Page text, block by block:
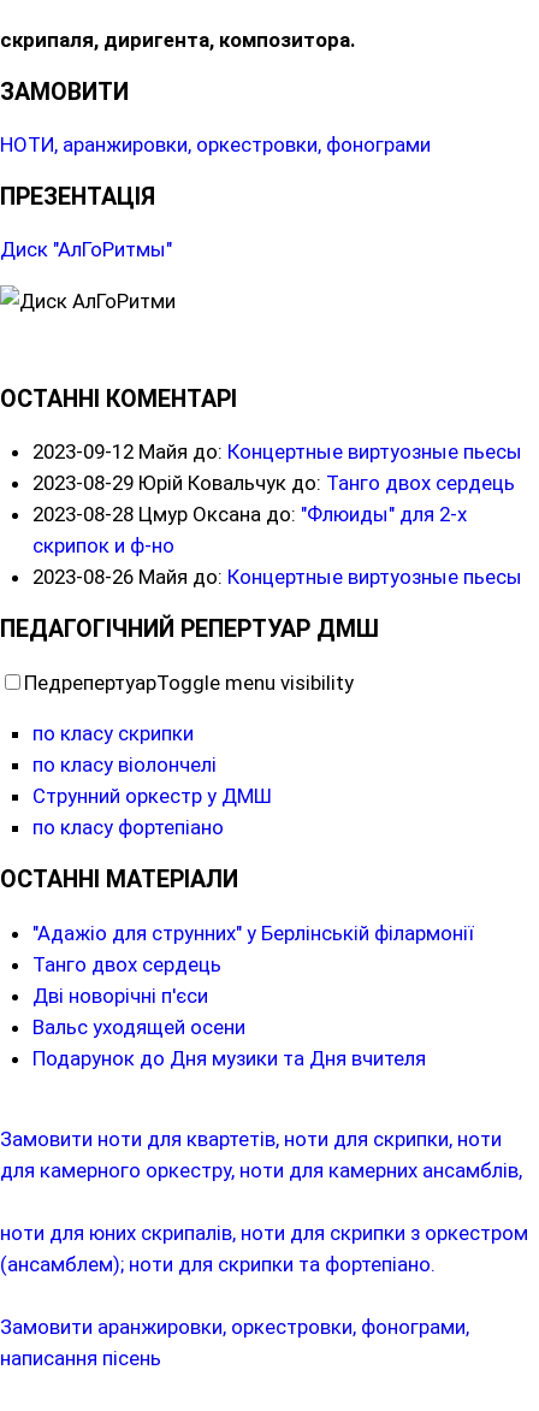
скрипаля, диригента, композитора.
ЗАМОВИТИ
НОТИ, аранжировки, оркестровки, фонограми
ПРЕЗЕНТАЦІЯ
Диск "АлГоРитмы"
ОСТАННІ КОМЕНТАРІ
2023-09-12 Майя до: Концертные виртуозные пьесы
2023-08-29 Юрій Ковальчук до: Танго двох сердець
2023-08-28 Цмур Оксана до: "Флюиды" для 2-х
скрипок и ф-но
2023-08-26 Майя до: Концертные виртуозные пьесы
ПЕДАГОГІЧНИЙ РЕПЕРТУАР ДМШ
ПедрепертуарToggle menu visibility
по класу скрипки
по класу віолончелі
Струнний оркестр у ДМШ
по класу фортепіано
ОСТАННІ МАТЕРІАЛИ
"Адажіо для струнних" у Берлінській філармонії
Танго двох сердець
Дві новорічні п'єси
Вальс уходящей осени
Подарунок до Дня музики та Дня вчителя
Замовити ноти для квартетів, ноти для скрипки, ноти
для камерного оркестру, ноти для камерних ансамблів,
ноти для юних скрипалів, ноти для скрипки з оркестром
(ансамблем); ноти для скрипки та фортепіано.
Замовити аранжировки, оркестровки, фонограми,
написання пісень